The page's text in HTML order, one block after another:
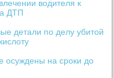
водителя к
ДТП
детали по делу убитой
осуждены на сроки до